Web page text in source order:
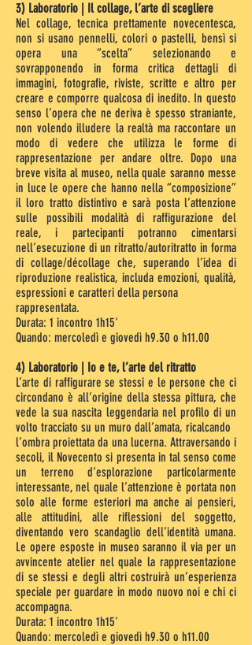
3) Laboratorio | Il collage, l’arte di scegliere
Nel collage, tecnica prettamente novecentesca,
non si usano pennelli, colori o pastelli, bensì si
opera una “scelta” selezionando e
sovrapponendo in forma critica dettagli di
immagini, fotografie, riviste, scritte e altro per
creare e comporre qualcosa di inedito. In questo
senso l’opera che ne deriva è spesso straniante,
non volendo illudere la realtà ma raccontare un
modo di vedere che utilizza le forme di
rappresentazione per andare oltre. Dopo una
breve visita al museo, nella quale saranno messe
in luce le opere che hanno nella “composizione”
il loro tratto distintivo e sarà posta l’attenzione
sulle possibili modalità di raffigurazione del
reale, i partecipanti potranno cimentarsi
nell’esecuzione di un ritratto/autoritratto in forma
di collage/décollage che, superando l’idea di
riproduzione realistica, includa emozioni, qualità,
espressioni e caratteri della persona
rappresentata.
Durata: 1 incontro 1h15'
Quando: mercoledì e giovedì h9.30 o h11.00
4) Laboratorio | Io e te, l’arte del ritratto
L’arte di raffigurare se stessi e le persone che ci
circondano è all’origine della stessa pittura, che
vede la sua nascita leggendaria nel profilo di un
volto tracciato su un muro dall’amata, ricalcando
l’ombra proiettata da una lucerna. Attraversando i
secoli, il Novecento si presenta in tal senso come
un terreno d’esplorazione particolarmente
interessante, nel quale l’attenzione è portata non
solo alle forme esteriori ma anche ai pensieri,
alle attitudini, alle riflessioni del soggetto,
diventando vero scandaglio dell’identità umana.
Le opere esposte in museo saranno il via per un
avvincente atelier nel quale la rappresentazione
di se stessi e degli altri costruirà un’esperienza
speciale per guardare in modo nuovo noi e chi ci
accompagna.
Durata: 1 incontro 1h15'
Quando: mercoledì e giovedì h9.30 o h11.00